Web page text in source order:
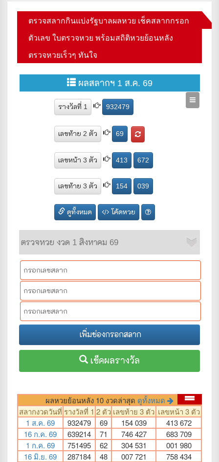
ตรวจสลากกินแบ่งรัฐบาลผลหวย เช็คสลากกรอก
ตัวเลข ใบตรวจหวย พร้อมสถิติหวยย้อนหลัง
ตรวจหวยเร็วๆ ทันใจ